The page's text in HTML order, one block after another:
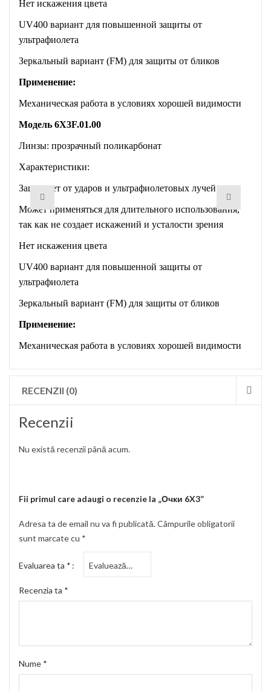
Нет искажения цвета
UV400 вариант для повышенной защиты от
ультрафиолета
Зеркальный вариант (FM) для защиты от бликов
Применение:
Механическая работа в условиях хорошей видимости
Модель 6X3F.01.00
Линзы: прозрачный поликарбонат
Характеристики:
Защищает от ударов и ультрафиолетовых лучей
Может применяться для длительного использования,
так как не создает искажений и усталости зрения
Нет искажения цвета
UV400 вариант для повышенной защиты от
ультрафиолета
Зеркальный вариант (FM) для защиты от бликов
Применение:
Механическая работа в условиях хорошей видимости
RECENZII (0)
Recenzii
Nu există recenzii până acum.
Fii primul care adaugi o recenzie la „Очки 6X3”
Adresa ta de email nu va fi publicată.Câmpurile obligatorii
sunt marcate cu *
Evaluarea ta *
Recenzia ta *
Nume *